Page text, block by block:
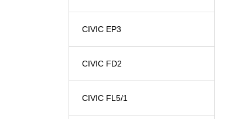
CIVIC EP3
CIVIC FD2
CIVIC FL5/1